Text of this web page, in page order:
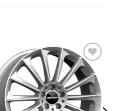
Aggiungi
alla lista
dei
desideri